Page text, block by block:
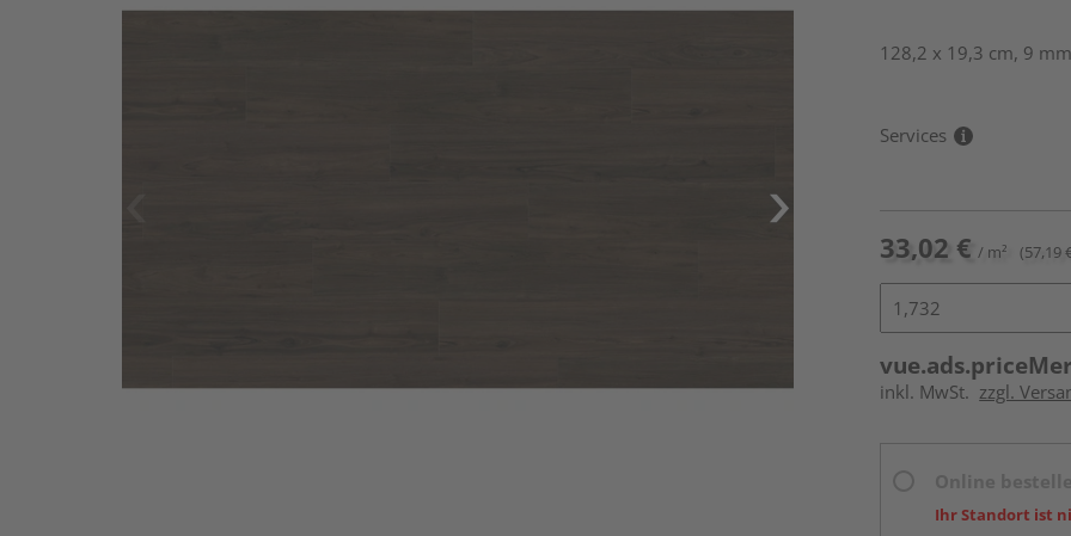
128,2 x 19,3 cm, 9
Services
33,02 € / m² (57,19
inkl. MwSt. zzgl.
Ihr Standort ist